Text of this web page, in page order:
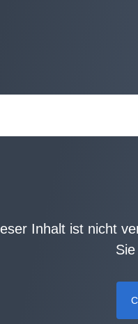
Inhalt ist nicht